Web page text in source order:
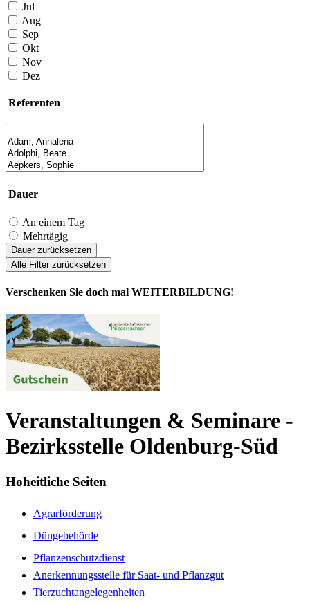
Jul
Aug
Sep
Okt
Nov
Dez
Referenten
Dauer
An einem Tag
Mehrtägig
Dauer zurücksetzen
Alle Filter zurücksetzen
Verschenken Sie doch mal WEITERBILDUNG!
Veranstaltungen & Seminare -
Bezirksstelle Oldenburg-Süd
Hoheitliche Seiten
Agrarförderung
Düngebehörde
Pflanzenschutzdienst
Anerkennungsstelle für Saat- und Pflanzgut
Tierzuchtangelegenheiten